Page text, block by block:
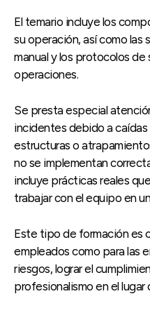
El temario incluye los
su operación, así como las
manual y los protocolos de
operaciones.
Se presta especial
incidentes debido a
estructuras o
no se implementan
incluye prácticas reales
trabajar con el equipo en
Este tipo de formación es
empleados como para las
riesgos, lograr el
profesionalismo en el lugar